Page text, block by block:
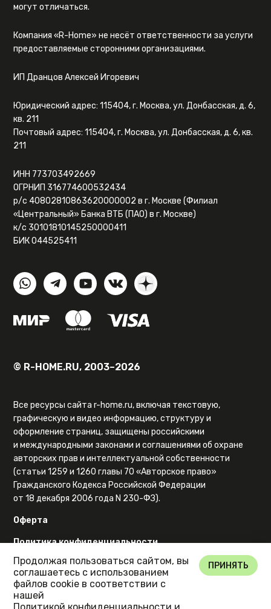
могут отличаться.
Компания «R-Home» не несёт ответственности за услуги
предоставляемые сторонними организациями.
ИП Дранцов Алексей Игоревич
Юридический адрес: 115404, г. Москва, ул. Донбасская, д. 6,
кв. 211
Почтовый адрес: 115404, г. Москва, ул. Донбасская, д. 6, кв.
211
ИНН 773703492669
ОГРНИП 316774600532434
р/с 40802810863620000002 в г. Москве (Филиал
«Центральный» Банка ВТБ (ПАО) в г. Москве)
к/с 30101810145250000411
БИК 044525411
© R-HOME.RU, 2003–2026
Все ресурсы сайта r-home.ru, включая текстовую,
графическую и видео информацию, структуру и
оформление страниц, защищены российскими
и международными законами и соглашениями об охране
авторских прав и интеллектуальной собственности
(статьи 1259 и 1260 главы 70 «Авторское право»
Гражданского Кодекса Российской Федерации
от 18 декабря 2006 года N 230-ФЗ).
Оферта
Политика конфиденциальности
Карта сайта
Продолжая пользоваться сайтом, вы
соглашаетесь с использованием
файлов cookie в соответствии с
нашей
ПРИНЯТЬ